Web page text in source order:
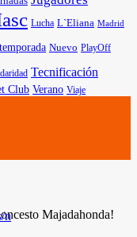
Lucha L`Eliana Madrid
Nuevo PlayOff
Tecnificación
Club Verano Viaje
Majadahonda!
n